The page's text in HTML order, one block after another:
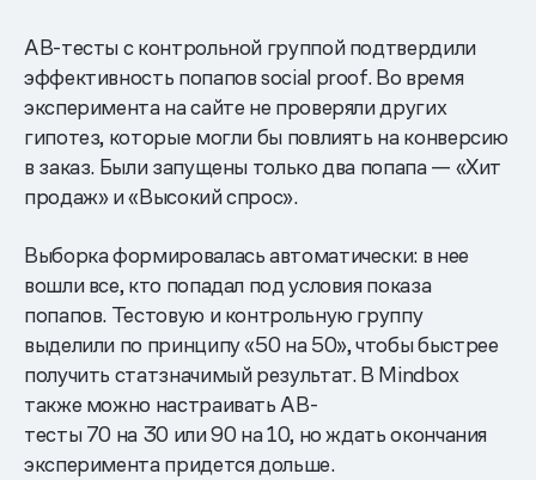
AB-тесты с контрольной группой подтвердили
эффективность попапов social proof. Во время
эксперимента на сайте не проверяли других
гипотез, которые могли бы повлиять на конверсию
в заказ. Были запущены только два попапа — «Хит
продаж» и «Высокий спрос».
Выборка формировалась автоматически: в нее
вошли все, кто попадал под условия показа
попапов. Тестовую и контрольную группу
выделили по принципу «50 на 50», чтобы быстрее
получить статзначимый результат. В Mindbox
также можно настраивать AB-
тесты 70 на 30 или 90 на 10, но ждать окончания
эксперимента придется дольше.